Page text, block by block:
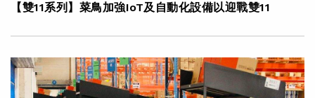
【雙11系列】菜鳥加強IoT及自動化設備以迎戰雙11